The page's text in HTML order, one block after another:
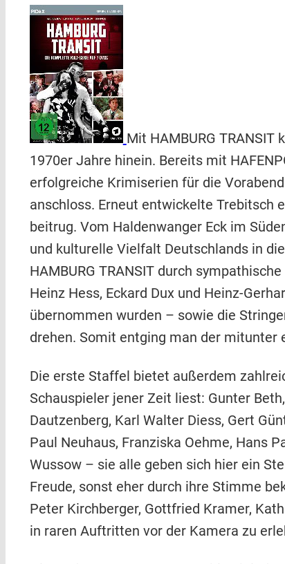
Mit HAMBURG
1970er Jahre hinein. Bereits mit
erfolgreiche Krimiserien für die
anschloss. Erneut entwickelte Trebitsch
beitrug. Vom Haldenwanger Eck im
und kulturelle Vielfalt Deutschlands in
HAMBURG TRANSIT durch
Heinz Hess, Eckard Dux und Heinz-
übernommen wurden – sowie die
drehen. Somit entging man der mitunter
Die erste Staffel bietet außerdem
Schauspieler jener Zeit liest: Gunter
Dautzenberg, Karl Walter Diess, Gert
Paul Neuhaus, Franziska Oehme, Hans
Wussow – sie alle geben sich hier ein
Freude, sonst eher durch ihre Stimme
Peter Kirchberger, Gottfried Kramer,
in raren Auftritten vor der Kamera zu